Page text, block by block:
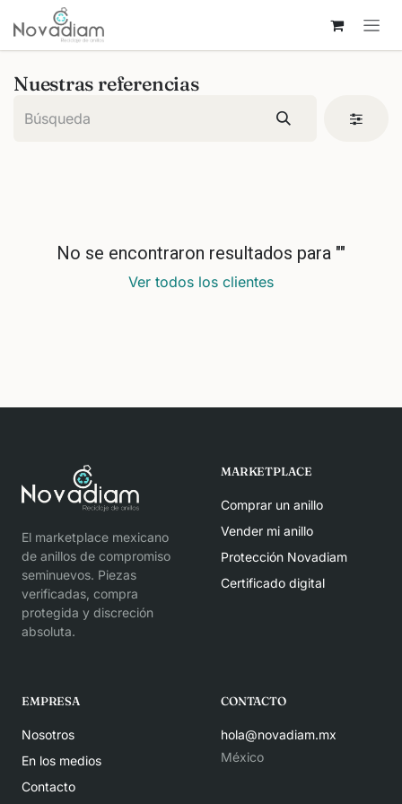
Ir al contenido
Nuestras referencias
No se encontraron resultados para ""
Ver todos los clientes
El marketplace mexicano
de anillos de compromiso
seminuevos. Piezas
verificadas, compra
protegida y discreción
absoluta.
MARKETPLACE
Comprar un anillo
Vender mi anillo
Protección Novadiam
Certificado digital
EMPRESA
Nosotros
En los medios
Contacto
CONTACTO
hola@novadiam.mx
México